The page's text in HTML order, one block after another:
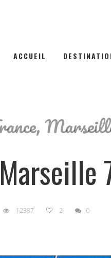
ACCUEIL
,
12387 2 0